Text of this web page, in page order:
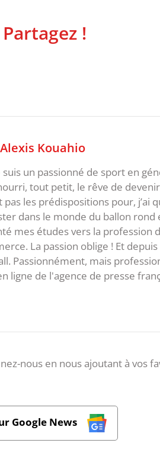
!
Alexis Kouahio
un passionné de sport en
tout petit, le rêve de
pas les prédispositions pour, j’ai
dans le monde du ballon rond
mes études vers la profession
La passion oblige ! Et depuis
Passionnément, mais
ligne de l'agence de presse
nous en nous ajoutant à vos
Google News